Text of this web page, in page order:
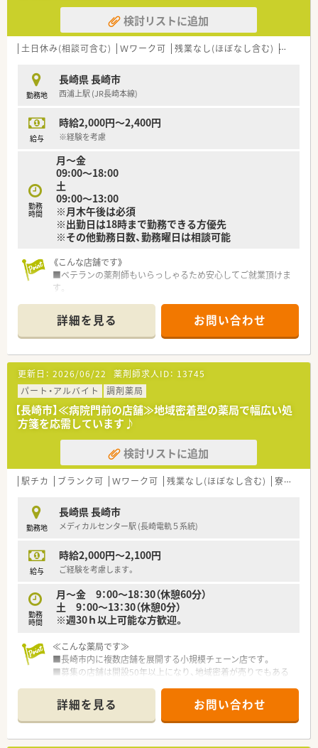
検討リストに追加
土日休み(相談可含む) Ｗワーク可 残業なし(ほぼなし含む) 車通勤
勤務地
長崎県 長崎市
西浦上駅 (JR長崎本線)
給与
時給2,000円～2,400円
※経験を考慮
勤務
時間
月～金
09:00～18:00
土
09:00～13:00
※月木午後は必須
※出勤日は18時まで勤務できる方優先
※その他勤務日数、勤務曜日は相談可能
《こんな店舗です》
■ベテランの薬剤師もいらっしゃるため安心してご就業頂けま
す。
■在宅件数は月に15件程度（個人のみ）の店舗です
《こんな会社です》
■佐世保市内に9店舗（化粧品小売店1店舗含む）を展開していま
す。
■医療・健康・美をとおして、人と地域に幸せをとどけます 。
■労務管理や福利厚生が充実している会社です。
■本部で応援体制を管轄しており、働きやすい環境が整っていま
す。
■平成27年6月からは佐世保市内の医療機関や専門家とチーム
を組んで訪問服薬指導に取り組み始めました。
■『医療・健康・美』をテーマに地域の皆さまと関わりたいと考え
ており薬剤師の他にも管理栄養士や化粧品販売員も
在籍しております。
詳細を見る お問い合わせ
更新日： 2026/06/22 薬剤師求人ID： 13745
パート・アルバイト
調剤薬局
【長崎市】≪病院門前の店舗≫地域密着型の薬局で幅広い処
方箋を応需しています♪
検討リストに追加
駅チカ ブランク可 Ｗワーク可 残業なし(ほぼなし含む) 寮・借上社宅あり
勤務地
長崎県 長崎市
メディカルセンター駅 (長崎電軌５系統)
給与
時給2,000円～2,100円
ご経験を考慮します。
勤務
時間
月～金 9：00～18：30（休憩60分）
土 9：00～13：30（休憩0分）
※週30ｈ以上可能な方歓迎。
≪こんな薬局です≫
■長崎市内に複数店舗を展開する小規模チェーン店です。
■募集の店舗は開設50年以上になり、地域密着が売りでもある
詳細を見る お問い合わせ